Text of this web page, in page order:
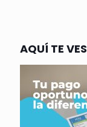
AQUÍ TE VES